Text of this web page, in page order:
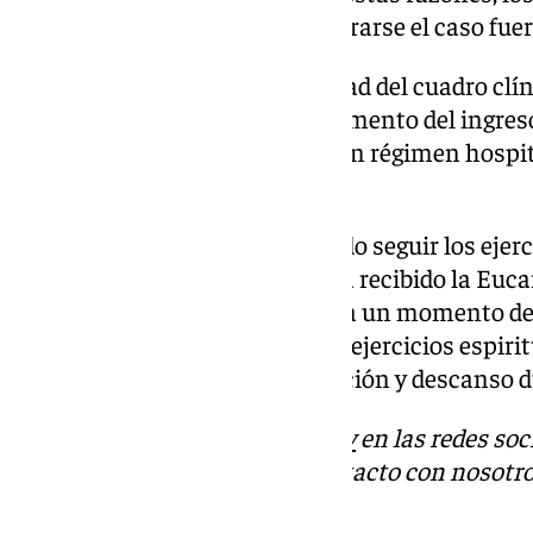
disolver el pronóstico al encontrarse el caso
Sin embargo, dada la complejidad del cuadro
infeccioso presentado en el momento del
terapia médica farmacológica en régimen
Por la mañana, el Papa ha podido seguir los
con el Aula Pablo VI, después ha recibido la
de su apartamento privado para un momento
Pontífice se unió de nuevo a los ejercicios
videoconferencia, y alternó oración y descanso
101Tven las redes
. Puedes ponerte en contacto con